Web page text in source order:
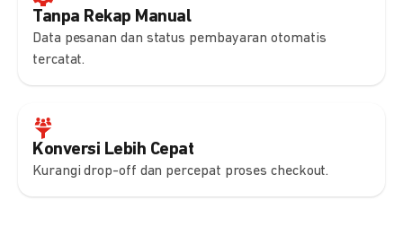
Tanpa Rekap Manual
Data pesanan dan status pembayaran otomatis
tercatat.
Konversi Lebih Cepat
Kurangi drop-off dan percepat proses checkout.